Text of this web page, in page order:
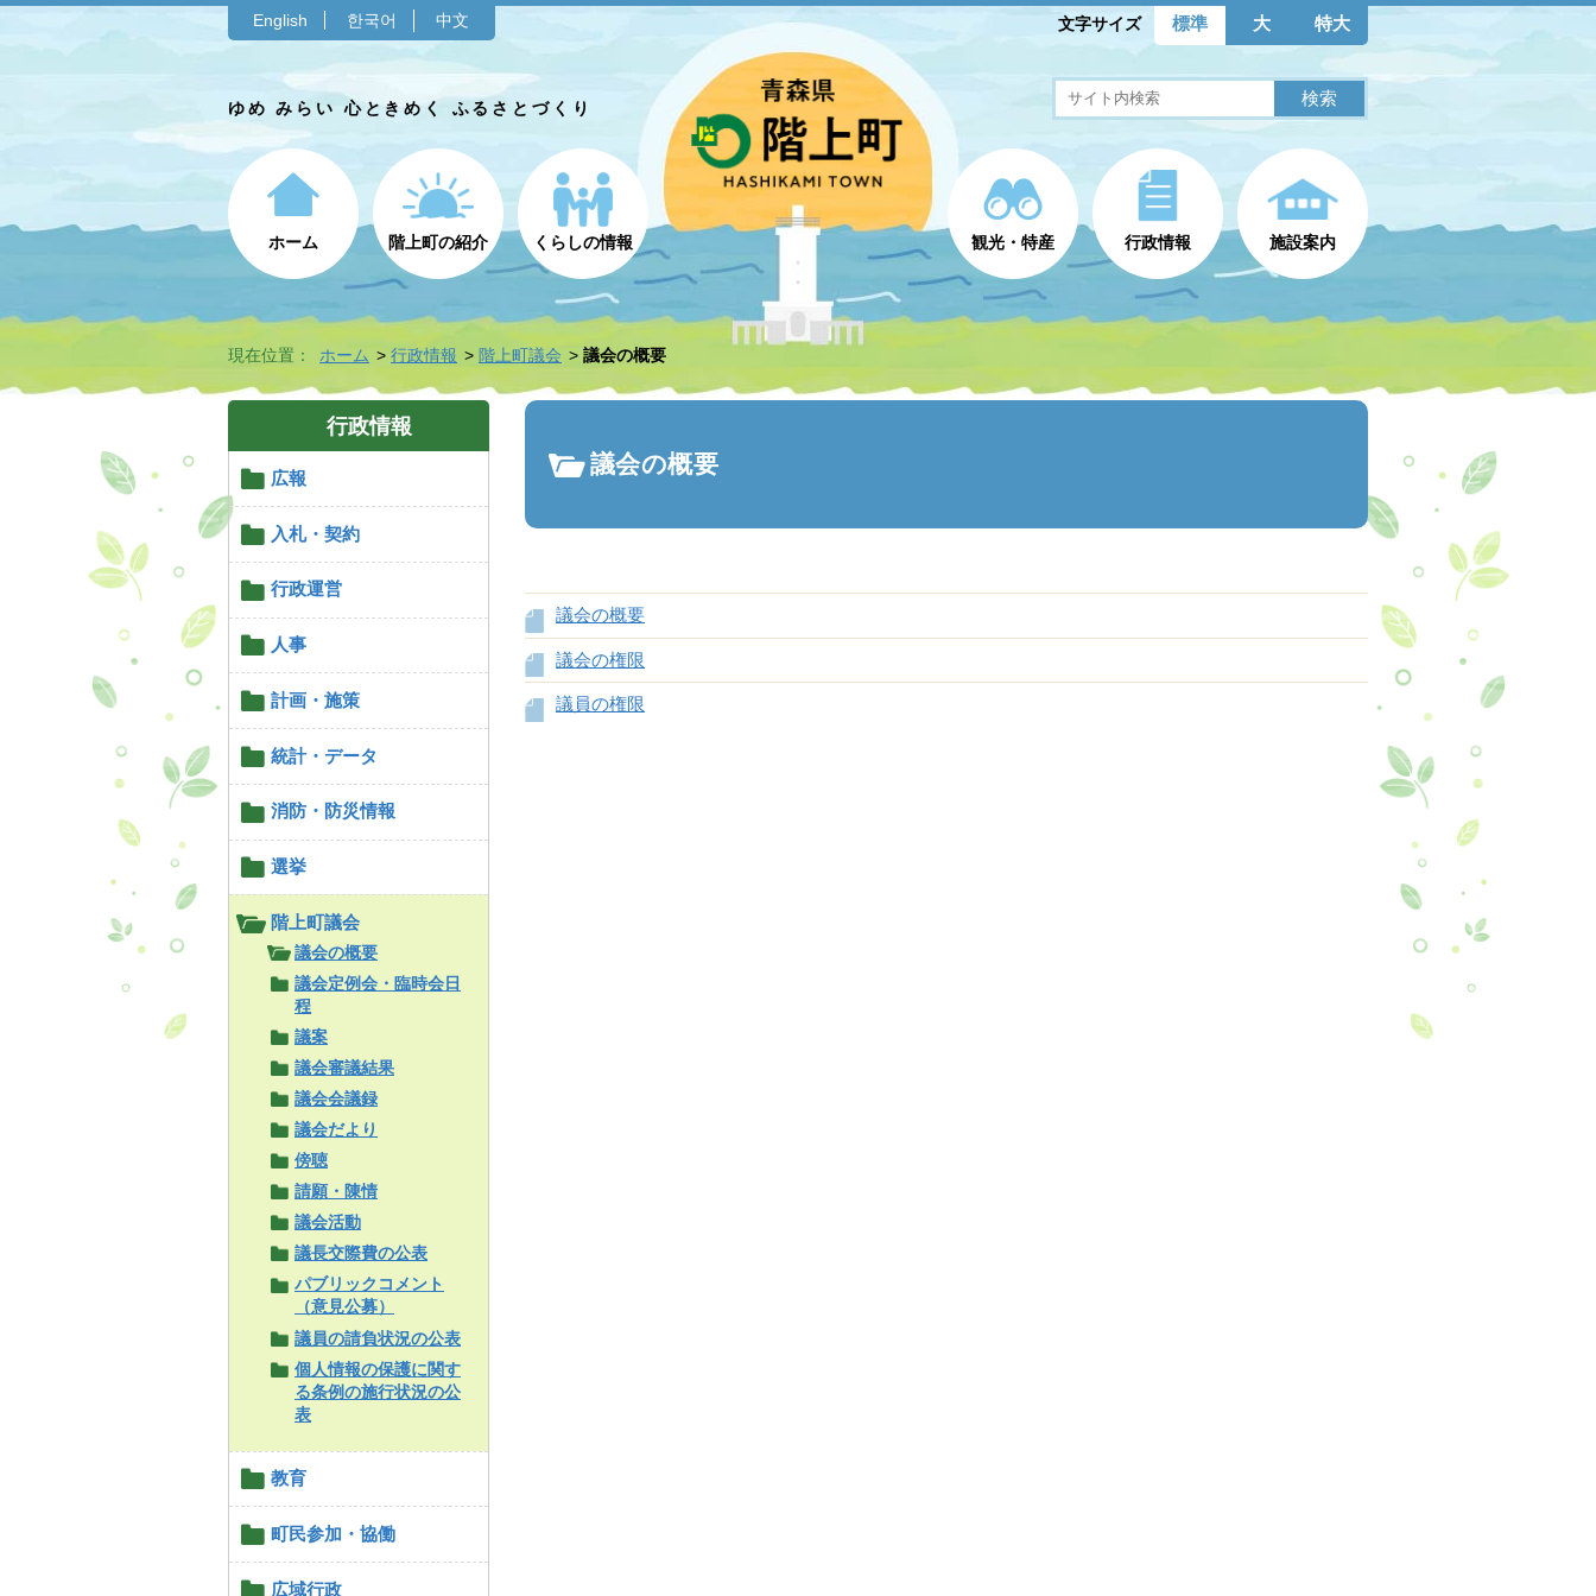
English 한국어 中文 文字サイズ 標準 大 特大
ゆめ みらい 心ときめく ふるさとづくり
ホーム 階上町の紹介 くらしの情報 観光・特産 行政情報 施設案内
現在位置： ホーム 行政情報 階上町議会 議会の概要
行政情報
広報
入札・契約
行政運営
人事
計画・施策
統計・データ
消防・防災情報
選挙
階上町議会
議会の概要
議会定例会・臨時会日
程
議案
議会審議結果
議会会議録
議会だより
傍聴
請願・陳情
議会活動
議長交際費の公表
パブリックコメント
（意見公募）
議員の請負状況の公表
個人情報の保護に関す
る条例の施行状況の公
表
教育
町民参加・協働
広域行政
議会の概要
議会の概要
議会の権限
議員の権限